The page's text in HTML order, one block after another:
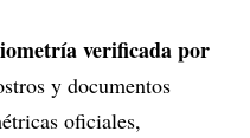
verificada por
y documentos
oficiales,